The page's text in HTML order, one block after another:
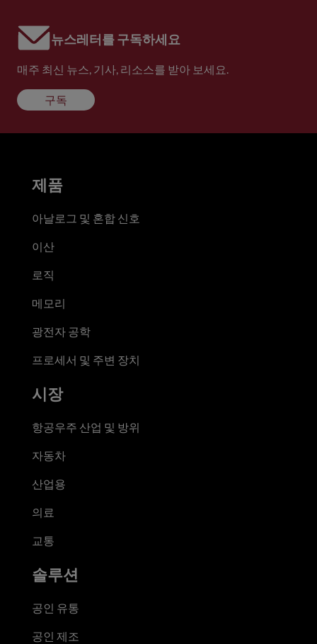
뉴스레터를 구독하세요
매주 최신 뉴스, 기사, 리소스를 받아 보세요.
구독
제품
아날로그 및 혼합 신호
이산
로직
메모리
광전자 공학
프로세서 및 주변 장치
시장
항공우주 산업 및 방위
자동차
산업용
의료
교통
솔루션
공인 유통
공인 제조